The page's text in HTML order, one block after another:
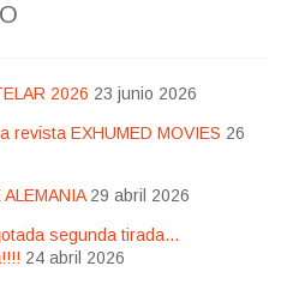
2026 23 junio 2026
revista EXHUMED MOVIES 26
29 abril 2026
segunda tirada…
24 abril 2026